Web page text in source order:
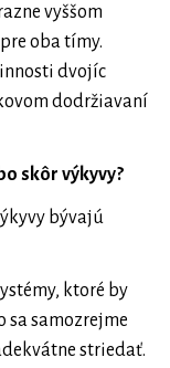
vyššom
oba tímy.
dvojíc
dodržiavaní
skôr výkyvy?
bývajú
ktoré by
sa samozrejme
striedať.